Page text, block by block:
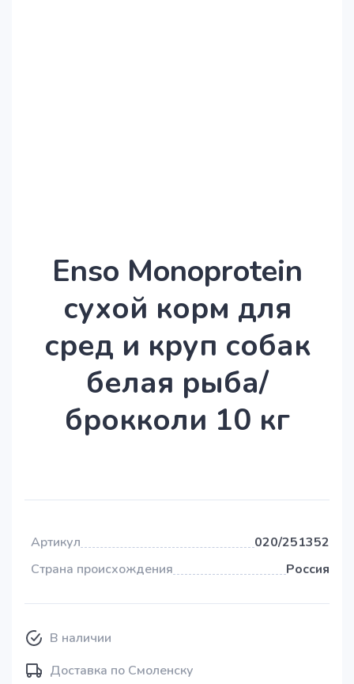
Enso Monoprotein
сухой корм для
сред и круп собак
белая рыба/
брокколи 10 кг
Артикул
020/251352
Страна происхождения
Россия
В наличии
Доставка по Смоленску